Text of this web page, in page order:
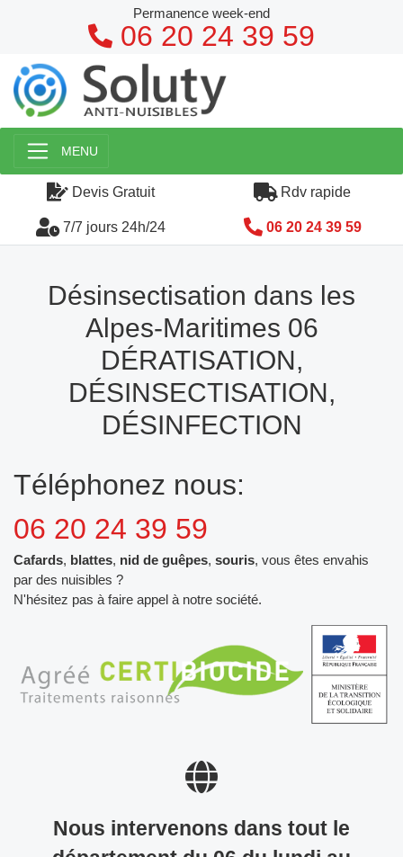
MENU
Devis Gratuit Rdv rapide
7/7 jours 24h/24 06 20 24 39 59
Désinsectisation dans les
Alpes-Maritimes 06
DÉRATISATION,
DÉSINSECTISATION,
DÉSINFECTION
Téléphonez nous:
06 20 24 39 59
Cafards, blattes, nid de guêpes, souris, vous êtes envahis
par des nuisibles ?
N'hésitez pas à faire appel à notre société.
Nous intervenons dans tout le
Permanence week-end
06 20 24 39 59